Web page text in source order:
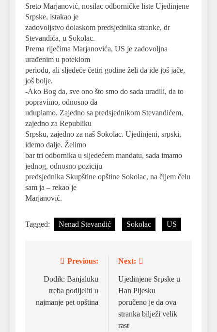
Sreto Marjanović, nosilac odborničke liste Ujedinjene
Srpske, istakao je
zadovoljstvo dolaskom predsjednika stranke, dr
Stevandića, u Sokolac.
Prema riječima Marjanovića, US je zadovoljna
urađenim u poteklom
periodu, ali sljedeće četiri godine želi da ide još jače,
još bolje.
-Ako Bog da, sve ono što smo do sada uradili, da to
popravimo, odnosno da
uduplamo. Zajedno sa predsjednikom Stevandićem,
zajedno za Republiku
Srpsku, zajedno za naš Sokolac. Ujedinjeni, srpski,
idemo dalje. Želimo
bar tri odbornika u sljedećem mandatu, sada imamo
jednog, odnosno poziciju
predsjednika Skupštine opštine Sokolac, na čijem čelu
sam ja – rekao je
Marjanović.
Tagged: Nenad Stevandić Sokolac US
navigation
Previous:
Dodik: Banjaluku
treba podijeliti u
najmanje pet opština
Next:
Ujedinjene Srpske u
Han Pijesku
poručeno je da ova
stranka bilježi velik
rast